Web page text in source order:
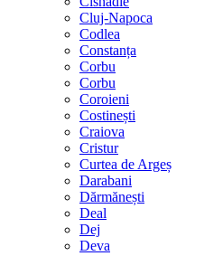
Cluj-Napoca
Codlea
Constanța
Corbu
Corbu
Coroieni
Costinești
Craiova
Cristur
Curtea de Argeș
Darabani
Dărmănești
Deal
Dej
Deva